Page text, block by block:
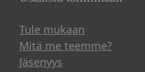
Tule mukaan
Mitä me teemme?
Jäsenyys